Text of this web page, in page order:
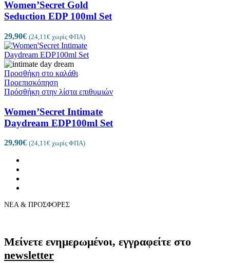
Women’Secret Gold
Seduction EDP 100ml Set
29,90€ (24,11 € χωρίς ΦΠΑ)
Προσθήκη στο καλάθι
Προεπισκόπηση
Πρόσθήκη στην λίστα επιθυμιών
Women’Secret Intimate
Daydream EDP100ml Set
29,90€ (24,11€ χωρίς ΦΠΑ)
ΝΕΑ & ΠΡΟΣΦΟΡΕΣ
Μείνετε ενημερωμένοι, εγγραφείτε στο
newsletter